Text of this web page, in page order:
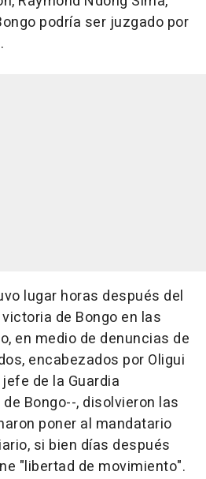
podría ser juzgado por
lugar horas después del
de Bongo en las
en medio de denuncias de
encabezados por Oligui
de la Guardia
Bongo--, disolvieron las
poner al mandatario
si bien días después
"libertad de movimiento".